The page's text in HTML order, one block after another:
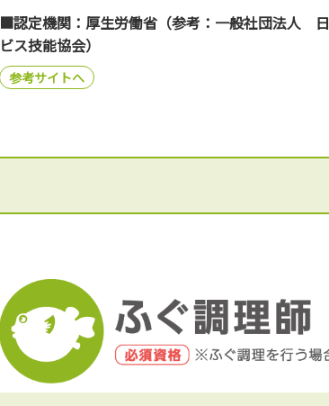
■認定機関：厚生労働省（参考：一般社団法人
ビス技能協会）
参考サイトへ